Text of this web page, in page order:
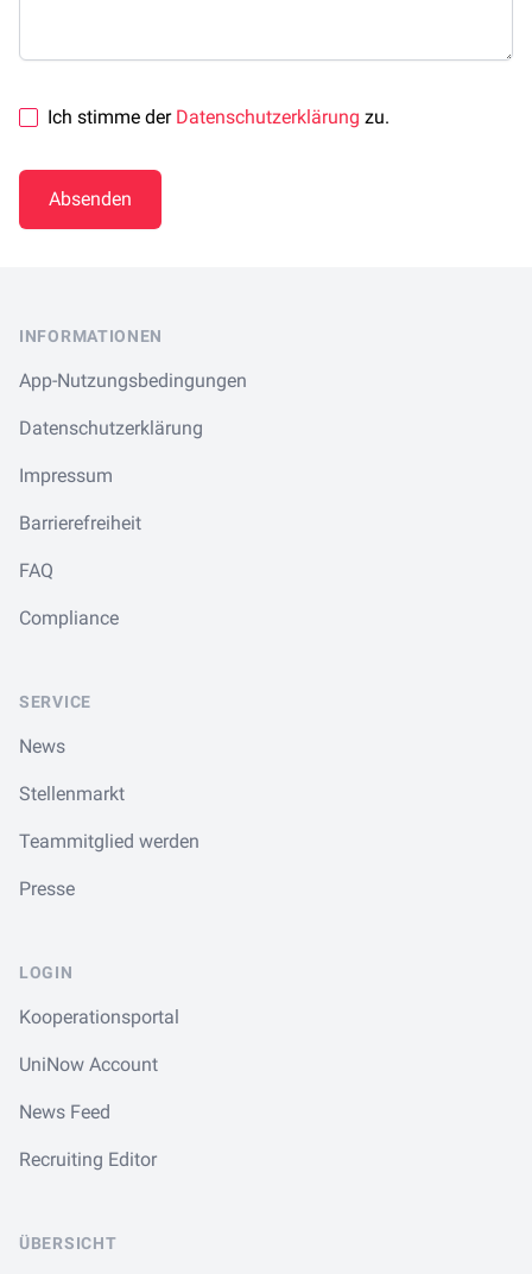
Ich stimme der Datenschutzerklärung zu.
Absenden
INFORMATIONEN
App-Nutzungsbedingungen
Datenschutzerklärung
Impressum
Barrierefreiheit
FAQ
Compliance
SERVICE
News
Stellenmarkt
Teammitglied werden
Presse
LOGIN
Kooperationsportal
UniNow Account
News Feed
Recruiting Editor
ÜBERSICHT